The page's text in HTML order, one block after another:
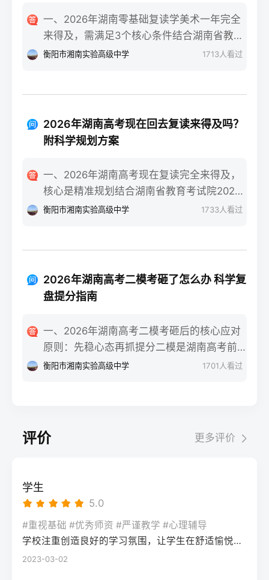
2026年湖南本科批次线、专科批次线，若距
本科线差30分以内，复读提分概率达70%
（参考湘高择校网2025届长沙高复机构数
条件测评：评估学习习惯（是否有明确的知
识漏洞）、心理抗压能力（能否承受复读的
是否允许）。升学路径对比：若选择专科，
需明确是否走湖南“专升本”路径（2026年湖
南专升本招生计划稳定在2.5万人左右）；若
试院要求。三、湖南读专科与复读的优劣势
南本地机构/学校）时间成本提前3年进入职
场或完成专升本，总周期更短多花费1年时
办专科年学费4000-6000元，民办专科
12000-18000元长沙高复机构年学费20000-
50000元，含食宿额外增加15000元左右升学
校，上限更高风险程度风险低，升学路径明
确，但专升本竞争逐年加剧（2025年湖南专
平均提分42分（物理类）、38分（历史类）
前景比本科差很多吗？A：并非绝对，湖南本
地的国家级重点专科王牌专业（如湖南交通
职业技术学院的道路桥梁工程技术），毕业
一、2026年湖南零基础复读学美术一年完全
来得及，需满足3个核心条件结合湖南省教育
考试院2025届美术联考数据与长沙头部高复
类）”三个条件，一年时间完全可以达到湖南
美术联考合格线甚至冲刺本科线。长沙某知
名美术高复机构2025届零基础复读生联考合
（本科线参考值）。二、湖南零基础美术复
读一年的4阶段精准规划7-9月：基础攻坚阶
段：集中在长沙专业美术高复机构进行素
基础画作积累。10-11月：联考冲刺阶段：针
对湖南联考题型（如素描头像、色彩静物、
拟联考，根据湖南省教育考试院发布的联考
样卷调整应试技巧，同时压缩文化课时间至
每周1天。12月-次年1月：联考后衔接阶段：
史类338分、物理类310分）。2-6月：校考
中南大学），校考结束后全力冲刺文化课，
依托高复机构的文化分层教学体系，确保总
分达到目标院校投档线。三、湖南美术复读
两种模式的优劣势对比复读模式优势劣势适
合人群长沙专业美术高复机构针对湖南联考
衡阳市湘南实验高级中学 1713人看过
2026年湖南高考现在回去复读来得及吗？
附科学规划方案
一、2026年湖南高考现在复读完全来得及，
核心是精准规划结合湖南省教育考试院2026
年高考时间安排（6月7-9日），无论你是在
构2025届数据，9月中旬入读的物理类考生平
均提分52分，历史类平均提分47分，证明晚
启动仍有可观提分空间。二、湖南复读生分
月）：基础补漏+模块攻坚：针对湖南
“3+1+2”模式，优先补选考科目（物理/历史
+2门选科）的基础漏洞，同步跟随湖南省统
套湖南省历年高考真题及考试院发布的模拟
型变化。第三阶段（5月-高考）：精准提分
+心态调整：聚焦个人薄弱题型，结合湘高择
化，同时配合高复机构的心理辅导，适应高
考考场节奏。三、湖南不同复读启动时间的
模式对比启动时间适合人群推荐复读模式提
衡阳市湘南实验高级中学 1733人看过
2026年湖南高考二模考砸了怎么办 科学复
盘提分指南
一、2026年湖南高考二模考砸后的核心应对
原则：先稳心态再抓提分二模是湖南高考前
最接近正式考试难度的模拟测试，考砸后首
结果。考生需先通过1-2天的情绪调整，再进
入针对性复盘阶段。二、湖南高考二模后提
发布的2026年高考评分细则，区分“知识漏洞
型错题”“答题规范型错题”“时间分配型错题”，
尤其注意选考科目（政治/历史/地理/物理/化
学/生物）的主观题踩分点差异。第二步：锁
定提分优先级：优先补全物理类/历史类必选
衡阳市湘南实验高级中学 1701 人看过
评价 更多评价
学生
5.0
#重视基础 #优秀师资 #严谨教学 #心理辅导
学校注重创造良好的学习氛围，让学生在舒适愉悦的环境中学习。这种氛围可以让学生更加投入学习，提高学习效率，同时也有利于培养学生的自律能力。
2023-03-02